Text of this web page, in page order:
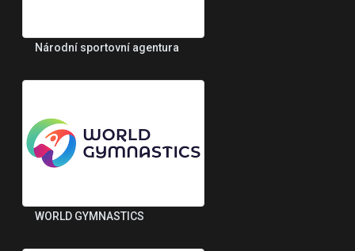
Národní sportovní agentura
WORLD GYMNASTICS